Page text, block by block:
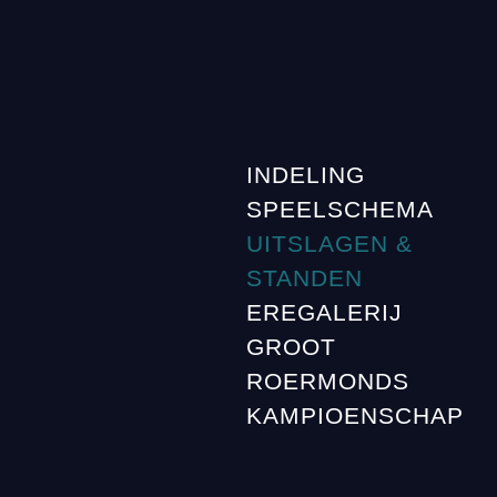
INDELING
SPEELSCHEMA
UITSLAGEN &
STANDEN
EREGALERIJ
GROOT
ROERMONDS
KAMPIOENSCHAP